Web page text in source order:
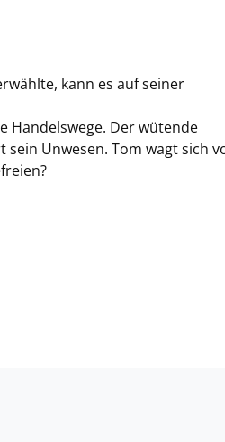
kann es auf seiner
Handelswege. Der wütende
Unwesen. Tom wagt sich